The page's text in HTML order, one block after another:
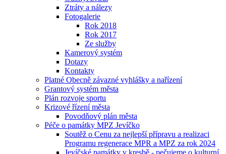
Ztráty a nálezy
Fotogalerie
Rok 2018
Rok 2017
Ze služby
Kamerový systém
Dotazy
Kontakty
Platné Obecně závazné vyhlášky a nařízení
Grantový systém města
Plán rozvoje sportu
Krizové řízení města
Povodňový plán města
Péče o památky MPZ Jevíčko
Soutěž o Cenu za nejlepší přípravu a realizaci
Programu regenerace MPR a MPZ za rok 2024
Jevíčské památky v kresbě - pečujeme o kulturní